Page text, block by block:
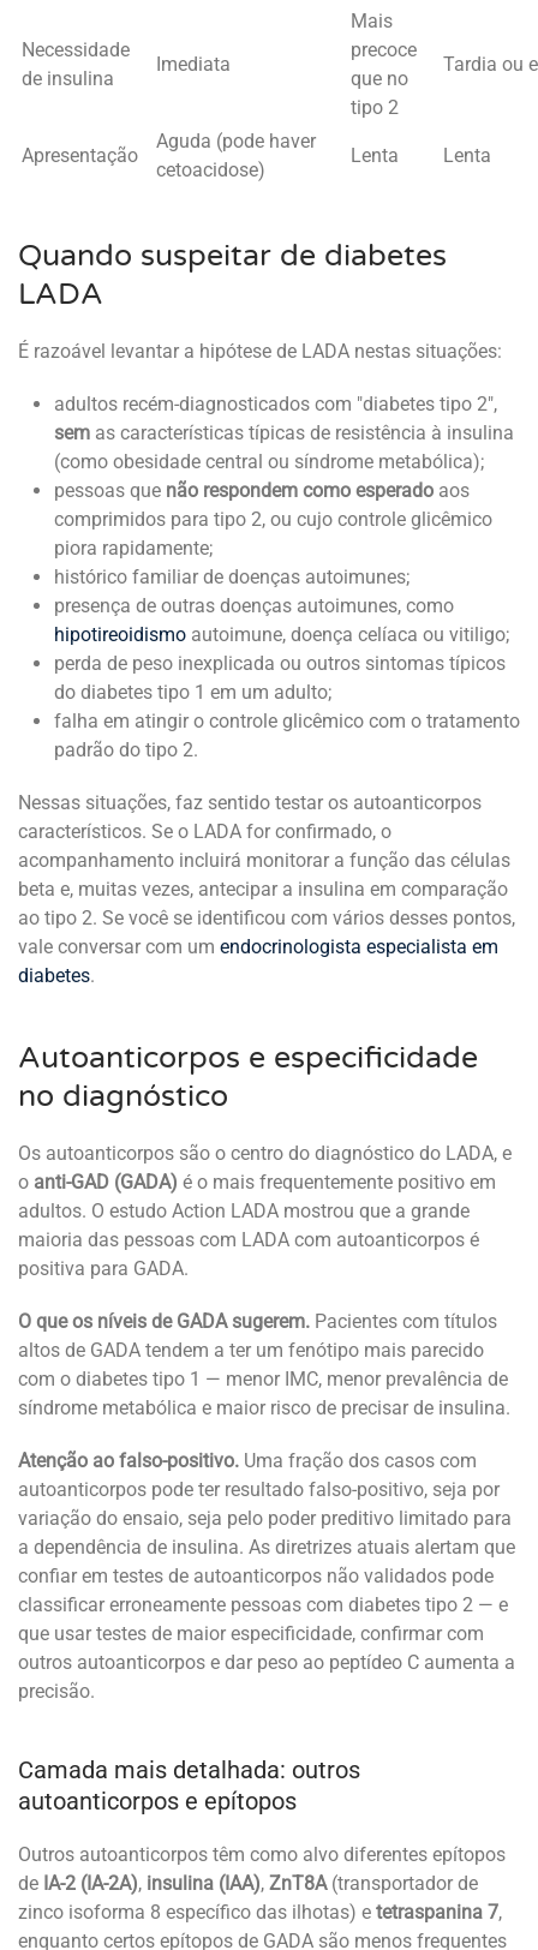
Necessidade
de insulina
Imediata
Mais
precoce
que no
tipo 2
Tardia ou
Apresentação
Aguda (pode haver
cetoacidose)
Lenta Lenta
Quando suspeitar de diabetes
LADA
É razoável levantar a hipótese de LADA nestas situações:
adultos recém-diagnosticados com "diabetes tipo 2",
sem as características típicas de resistência à insulina
(como obesidade central ou síndrome metabólica);
pessoas que não respondem como esperado aos
comprimidos para tipo 2, ou cujo controle glicêmico
piora rapidamente;
histórico familiar de doenças autoimunes;
presença de outras doenças autoimunes, como
hipotireoidismo autoimune, doença celíaca ou vitiligo;
perda de peso inexplicada ou outros sintomas típicos
do diabetes tipo 1 em um adulto;
falha em atingir o controle glicêmico com o tratamento
padrão do tipo 2.
Nessas situações, faz sentido testar os autoanticorpos
característicos. Se o LADA for confirmado, o
acompanhamento incluirá monitorar a função das células
beta e, muitas vezes, antecipar a insulina em comparação
ao tipo 2. Se você se identificou com vários desses pontos,
vale conversar com um endocrinologista especialista em
diabetes.
Autoanticorpos e especificidade
no diagnóstico
Os autoanticorpos são o centro do diagnóstico do LADA, e
o anti-GAD (GADA) é o mais frequentemente positivo em
adultos. O estudo Action LADA mostrou que a grande
maioria das pessoas com LADA com autoanticorpos é
positiva para GADA.
O que os níveis de GADA sugerem. Pacientes com títulos
altos de GADA tendem a ter um fenótipo mais parecido
com o diabetes tipo 1 — menor IMC, menor prevalência de
síndrome metabólica e maior risco de precisar de insulina.
Atenção ao falso-positivo. Uma fração dos casos com
autoanticorpos pode ter resultado falso-positivo, seja por
variação do ensaio, seja pelo poder preditivo limitado para
a dependência de insulina. As diretrizes atuais alertam que
confiar em testes de autoanticorpos não validados pode
classificar erroneamente pessoas com diabetes tipo 2 — e
que usar testes de maior especificidade, confirmar com
outros autoanticorpos e dar peso ao peptídeo C aumenta a
precisão.
Camada mais detalhada: outros
autoanticorpos e epítopos
Outros autoanticorpos têm como alvo diferentes epítopos
de IA-2 (IA-2A), insulina (IAA), ZnT8A(transportador de
zinco isoforma 8 específico das ilhotas) e tetraspanina 7,
enquanto certos epítopos de GADA são menos frequentes